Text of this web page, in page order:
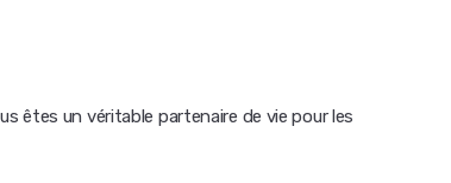
êtes un véritable partenaire de vie pour les